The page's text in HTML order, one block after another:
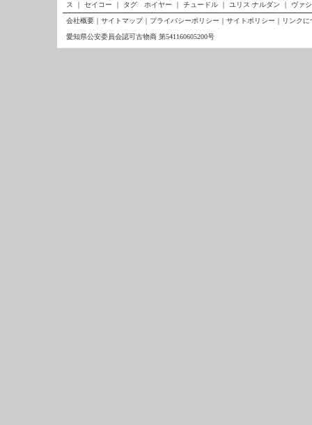
ス
｜ セイコー ｜ タグ ホイヤー ｜ チュードル ｜ ユリス ナルダン ｜ ヴァ
会社概要 ｜ サイトマップ｜ プライバシーポリシー ｜ サイトポリシー ｜ リンクに
愛知県公安委員会認可古物商 第541160605200号